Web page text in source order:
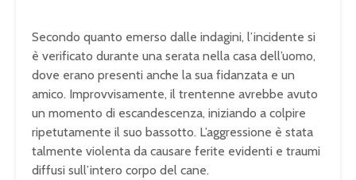
Secondo quanto emerso dalle indagini, l’incidente si
è verificato durante una serata nella casa dell’uomo,
dove erano presenti anche la sua fidanzata e un
amico. Improvvisamente, il trentenne avrebbe avuto
un momento di escandescenza, iniziando a colpire
ripetutamente il suo bassotto. L’aggressione è stata
talmente violenta da causare ferite evidenti e traumi
diffusi sull’intero corpo del cane.